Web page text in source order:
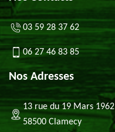
03 59 28 37 62
06 27 46 83 85
Nos Adresses
13 rue du 19 Mars 1962
58500 Clamecy